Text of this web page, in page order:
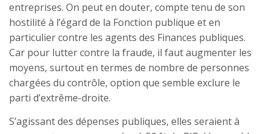
entreprises. On peut en douter, compte tenu de son
hostilité à l’égard de la Fonction publique et en
particulier contre les agents des Finances publiques.
Car pour lutter contre la fraude, il faut augmenter les
moyens, surtout en termes de nombre de personnes
chargées du contrôle, option que semble exclure le
parti d’extrême-droite.
S’agissant des dépenses publiques, elles seraient à